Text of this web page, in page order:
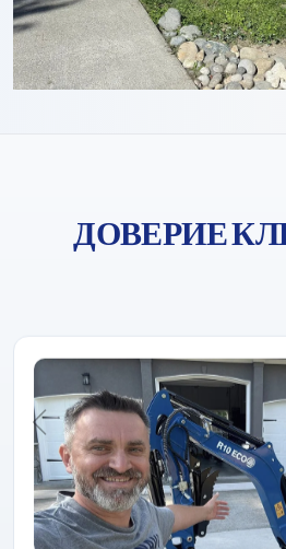
ДОВЕРИЕ